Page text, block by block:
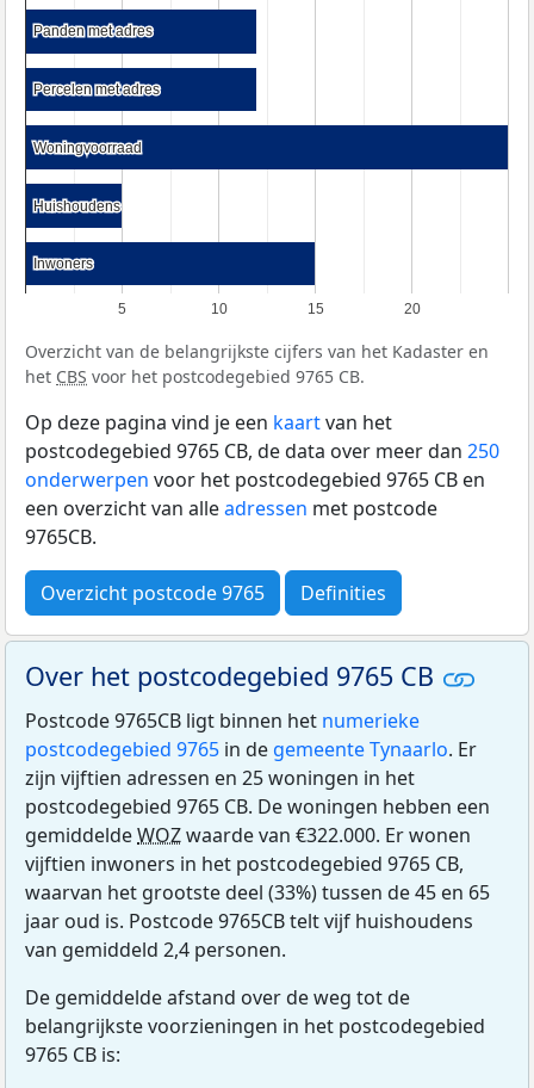
5 10 15 20
Panden met adres
Panden met adres
Percelen met adres
Percelen met adres
Woningvoorraad
Woningvoorraad
Huishoudens
Huishoudens
Inwoners
Inwoners
Overzicht van de belangrijkste cijfers van het Kadaster en
het CBS voor het postcodegebied 9765 CB.
Op deze pagina vind je een kaartvan het
postcodegebied 9765 CB, de data over meer dan 250
onderwerpen voor het postcodegebied 9765 CB en
een overzicht van alleadressen met postcode
9765CB.
Overzicht postcode 9765 Definities
Over het postcodegebied 9765 CB
Postcode 9765CB ligt binnen het numerieke
postcodegebied 9765 in de gemeente Tynaarlo. Er
zijn vijftien adressen en 25 woningen in het
postcodegebied 9765 CB. De woningen hebben een
gemiddeldeWOZwaarde van €322.000. Er wonen
vijftien inwoners in het postcodegebied 9765 CB,
waarvan het grootste deel (33%) tussen de 45 en 65
jaar oud is. Postcode 9765CB telt vijf huishoudens
van gemiddeld 2,4 personen.
De gemiddelde afstand over de weg tot de
belangrijkste voorzieningen in het postcodegebied
9765 CB is: